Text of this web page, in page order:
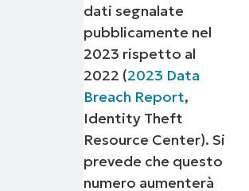
dati segnalate
pubblicamente nel
2023 rispetto al
2022 (2023 Data
Breach Report,
Identity Theft
Resource Center). Si
prevede che questo
numero aumenterà